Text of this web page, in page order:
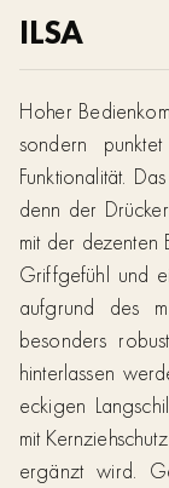
ILSA
Hoher
sondern
Funktionalität.
denn der
mit der dezenten
Griffgefühl und
aufgrund des
besonders
hinterlassen
eckigen
mit
ergänzt wird.